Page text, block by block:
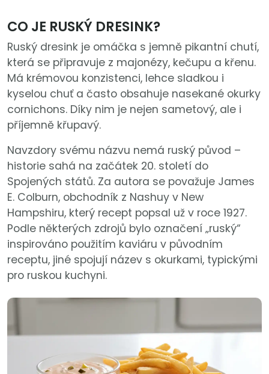
CO JE RUSKÝ DRESINK?
Ruský dresink je omáčka s jemně pikantní chutí,
která se připravuje z majonézy, kečupu a křenu.
Má krémovou konzistenci, lehce sladkou i
kyselou chuť a často obsahuje nasekané okurky
cornichons. Díky nim je nejen sametový, ale i
příjemně křupavý.
Navzdory svému názvu nemá ruský původ –
historie sahá na začátek 20. století do
Spojených států. Za autora se považuje James
E. Colburn, obchodník z Nashuy v New
Hampshiru, který recept popsal už v roce 1927.
Podle některých zdrojů bylo označení „ruský“
inspirováno použitím kaviáru v původním
receptu, jiné spojují název s okurkami, typickými
pro ruskou kuchyni.